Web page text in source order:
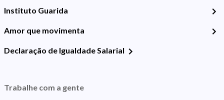
Instituto Guarida
Amor que movimenta
Declaração de Igualdade Salarial
Trabalhe com a gente